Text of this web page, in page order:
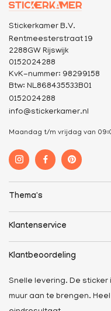
Stickerkamer B.V.
Rentmeesterstraat 19
2288GW Rijswijk
0152024288
KvK-nummer: 98299158
Btw: NL868435533B01
0152024288
info@stickerkamer.nl
Maandag t/m vrijdag van
Thema's
Klantenservice
Klantbeoordeling
Snelle levering. De sticker
muur aan te brengen.